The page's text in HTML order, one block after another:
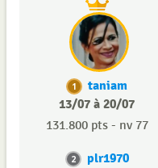
1
taniam
13/07 à 20/07
131.800 pts - nv 77
2 plr1970